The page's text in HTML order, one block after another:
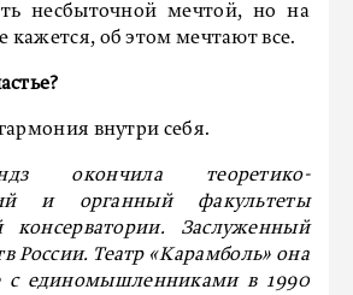
несбыточной мечтой, но на
кажется, об этом мечтают все.
внутри себя.
окончила теоретико-
и органный факультеты
консерватории. Заслуженный
России. Театр «Карамболь» она
с единомышленниками в 1990